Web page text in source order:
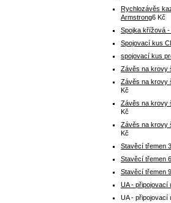
Rychlozávěs
Armstrong6 Kč
Spojka křížová -
Spojovací kus
spojovací kus
Závěs na krovy
Závěs na krovy
Kč
Závěs na krovy
Kč
Závěs na krovy
Kč
Stavěcí třemen
Stavěcí třemen
Stavěcí třemen
UA - připojovací
UA - připojovací